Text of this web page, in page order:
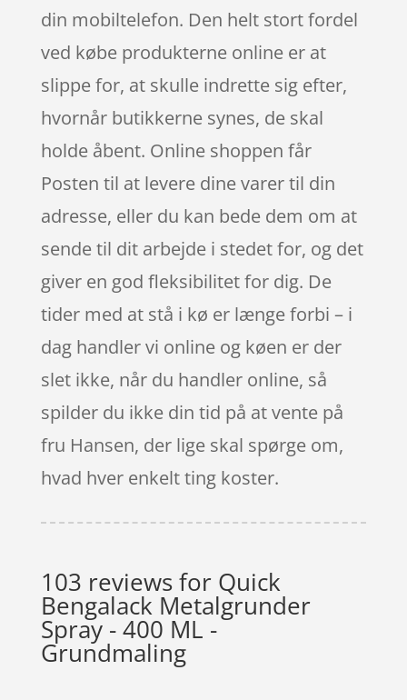
din mobiltelefon. Den helt stort fordel
ved købe produkterne online er at
slippe for, at skulle indrette sig efter,
hvornår butikkerne synes, de skal
holde åbent. Online shoppen får
Posten til at levere dine varer til din
adresse, eller du kan bede dem om at
sende til dit arbejde i stedet for, og det
giver en god fleksibilitet for dig. De
tider med at stå i kø er længe forbi – i
dag handler vi online og køen er der
slet ikke, når du handler online, så
spilder du ikke din tid på at vente på
fru Hansen, der lige skal spørge om,
hvad hver enkelt ting koster.
103 reviews for Quick
Bengalack Metalgrunder
Spray - 400 ML -
Grundmaling